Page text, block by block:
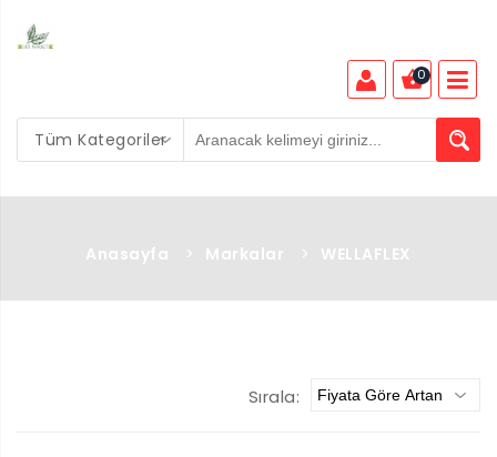
Tüm Kategoriler
0
Anasayfa > Markalar > WELLAFLEX
Sırala: